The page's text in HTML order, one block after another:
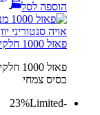
הוספה לסל
פאזל 1000 חלקים – אויה סנטוריני
פאזל
בסיס צמחי
-23%
Limited